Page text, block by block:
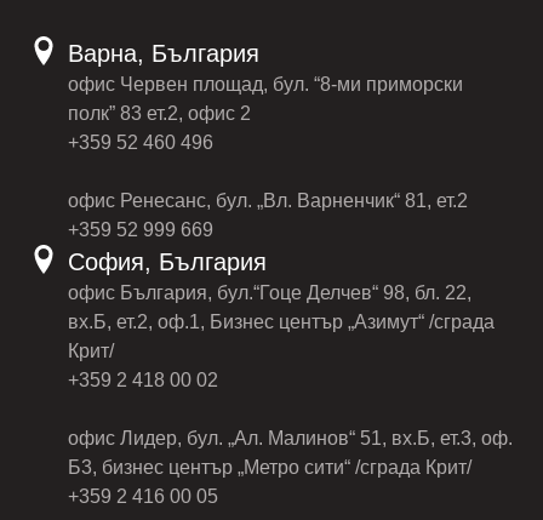
Варна, България
офис Червен площад, бул. “8-ми приморски
полк” 83 ет.2, офис 2
+359 52 460 496
офис Ренесанс, бул. „Вл. Варненчик“ 81, ет.2
+359 52 999 669
София, България
офис България, бул.“Гоце Делчев“ 98, бл. 22,
вх.Б, ет.2, оф.1, Бизнес център „Азимут“ /сграда
Крит/
+359 2 418 00 02
офис Лидер, бул. „Ал. Малинов“ 51, вх.Б, ет.3, оф.
Б3, бизнес център „Метро сити“ /сграда Крит/
+359 2 416 00 05